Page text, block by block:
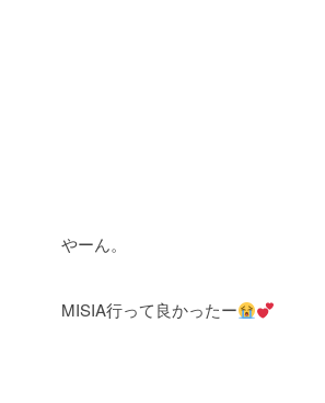
やーん。
MISIA行って良かったー